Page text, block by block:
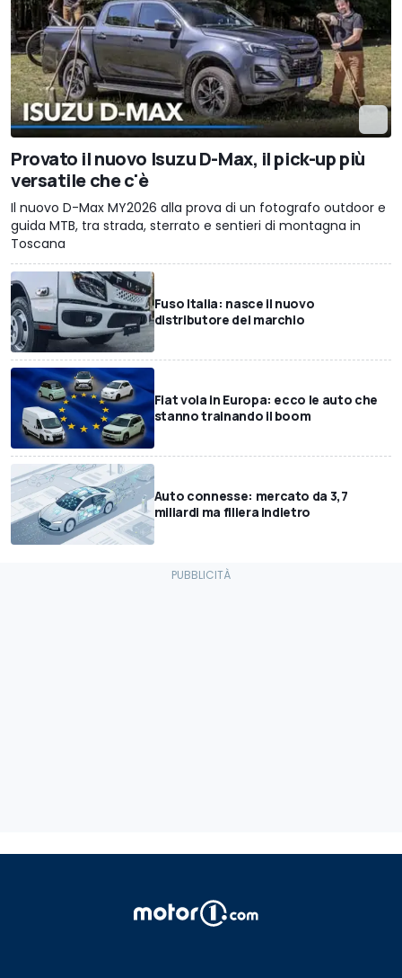
Provato il nuovo Isuzu D-Max, il pick-up più
versatile che c'è
Il nuovo D-Max MY2026 alla prova di un fotografo outdoor e
guida MTB, tra strada, sterrato e sentieri di montagna in
Toscana
Fuso Italia: nasce il nuovo
distributore del marchio
Fiat vola in Europa: ecco le auto che
stanno trainando il boom
Auto connesse: mercato da 3,7
miliardi ma filiera indietro